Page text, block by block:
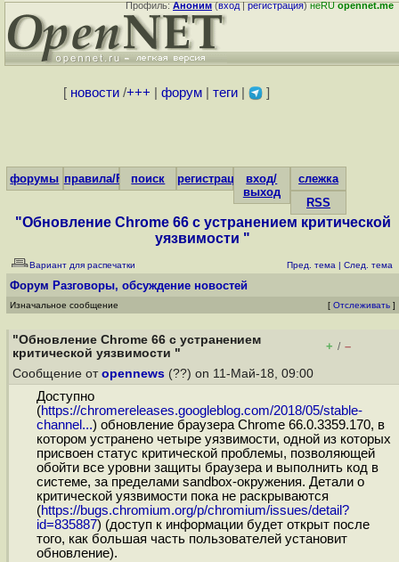
Профиль:Аноним(вход|регистрация)неRUopennet.me
[ новости/+++ форум| теги| ]
форумы правила/FAQпоиск регистрациявход/
выход
слежка
RSS
"Обновление Chrome 66 с устранением критической
уязвимости "
Вариант для распечатки Пред. тема | След. тема
Форум Разговоры, обсуждение новостей
Изначальное сообщение [ Отслеживать ]
"Обновление Chrome 66 с устранением
критической уязвимости "
+ / –
Сообщение от opennews (??) on 11-Май-18, 09:00
Доступно
(https://chromereleases.googleblog.com/2018/05/stable-
channel...) обновление браузера Chrome 66.0.3359.170, в
котором устранено четыре уязвимости, одной из которых
присвоен статус критической проблемы, позволяющей
обойти все уровни защиты браузера и выполнить код в
системе, за пределами sandbox-окружения. Детали о
критической уязвимости пока не раскрываются
(https://bugs.chromium.org/p/chromium/issues/detail?
id=835887) (доступ к информации будет открыт после
того, как большая часть пользователей установит
обновление).